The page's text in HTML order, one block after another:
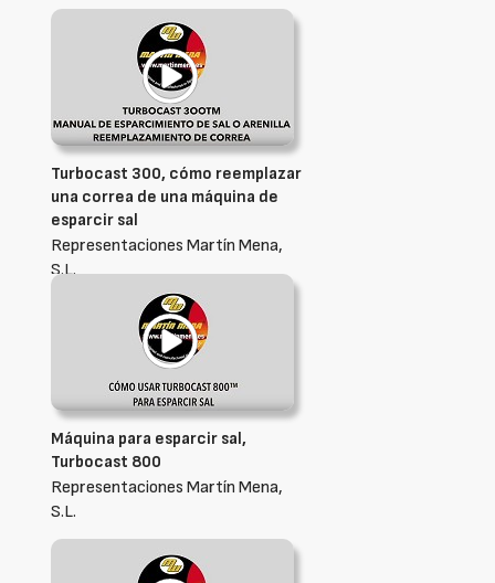
Turbocast 300, cómo reemplazar
una correa de una máquina de
esparcir sal
Representaciones Martín Mena,
S.L.
Máquina para esparcir sal,
Turbocast 800
Representaciones Martín Mena,
S.L.